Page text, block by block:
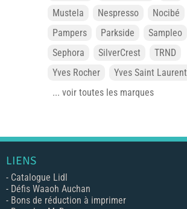
Mustela
Nespresso
Nocibé
Pampers
Parkside
Sampleo
Sephora
SilverCrest
TRND
Yves Rocher
Yves Saint Laurent
... voir toutes les marques
LIENS
- Catalogue Lidl
- Défis Waaoh Auchan
- Bons de réduction à imprimer